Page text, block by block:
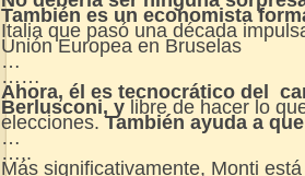
También es un economista
Italia que pasó una década
Unión Europea en Bruselas
…
……
Ahora, él es tecnocrático del
Berlusconi, y libre de hacer lo
elecciones.También ayuda a
…
…..
Más significativamente, Monti